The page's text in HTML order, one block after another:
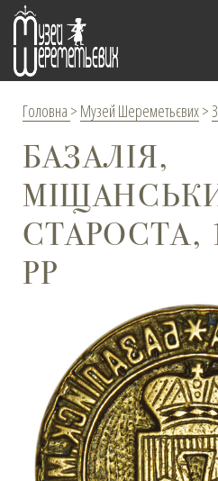
Головна > Музей Шереметьєвих>
БАЗАЛІЯ,
СТАРОСТА,
РР